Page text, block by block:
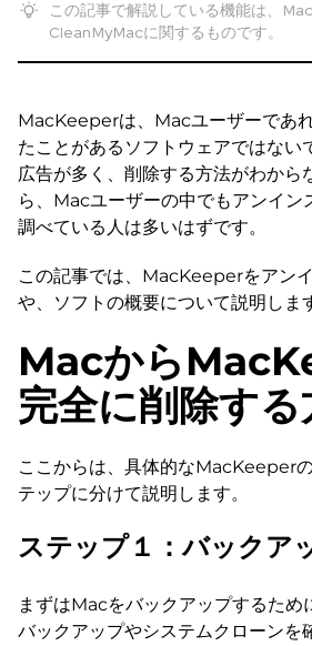
この記事で解説している機能は、
CleanMyMacに関するものです。
MacKeeperは、Macユーザーであ
たことがあるソフトウェアではない
広告が多く、削除する方法がわから
ら、Macユーザーの中でもアンイン
調べている人は多いはずです。
この記事では、MacKeeperをアン
や、ソフトの概要について説明しま
Macから
完全に削除する
ここからは、具体的なMacKeeper
テップに分けて説明します。
ステップ１：バックア
まずはMacをバックアップするた
バックアップやシステムクローンを